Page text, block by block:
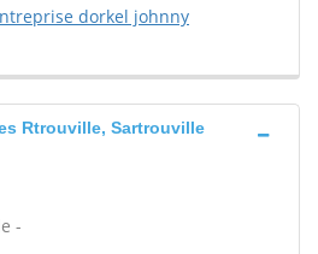
dorkel johnny
Rtrouville, Sartrouville
-